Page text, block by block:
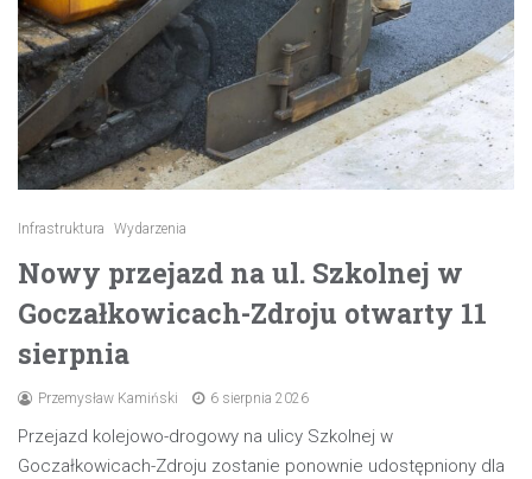
Infrastruktura Wydarzenia
Nowy przejazd na ul. Szkolnej w
Goczałkowicach-Zdroju otwarty 11
sierpnia
Przemysław Kamiński 6 sierpnia 2026
Przejazd kolejowo-drogowy na ulicy Szkolnej w
Goczałkowicach-Zdroju zostanie ponownie udostępniony dla